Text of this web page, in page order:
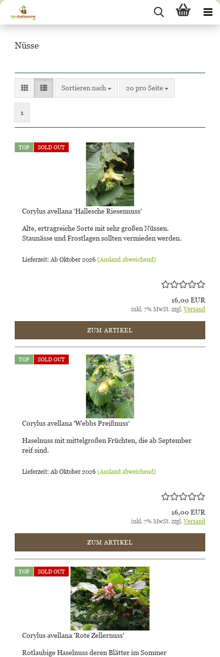
Nüsse
Sortieren nach
Sortieren nach 20 pro Seite
pro Seite
1
TOP SOLD OUT
Corylus avellana 'Hallesche Riesennuss'
Alte, ertragreiche Sorte mit sehr großen Nüssen.
Staunässe und Frostlagen sollten vermieden werden.
Lieferzeit: Ab Oktober 2026 (Ausland abweichend)
16,00 EUR
inkl. 7% MwSt. zzgl.Versand
ZUM ARTIKEL
TOP SOLD OUT
Corylus avellana 'Webbs Preißnuss'
Haselnuss mit mittelgroßen Früchten, die ab September
reif sind.
Lieferzeit: Ab Oktober 2026 (Ausland abweichend)
16,00 EUR
inkl. 7% MwSt. zzgl.Versand
ZUM ARTIKEL
TOP SOLD OUT
Corylus avellana 'Rote Zellernuss'
Rotlaubige Haselnuss deren Blätter im Sommer